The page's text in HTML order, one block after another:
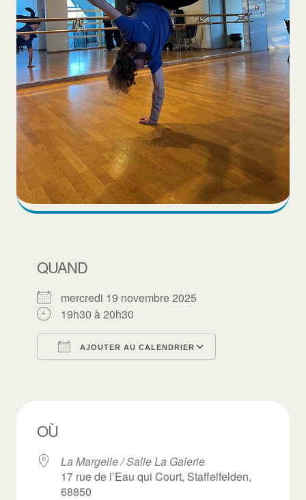
QUAND
mercredi 19 novembre 2025
19h30 à 20h30
AJOUTER AU CALENDRIER
OÙ
La Margelle / Salle La Galerie
17 rue de l’Eau qui Court, Staffelfelden,
68850